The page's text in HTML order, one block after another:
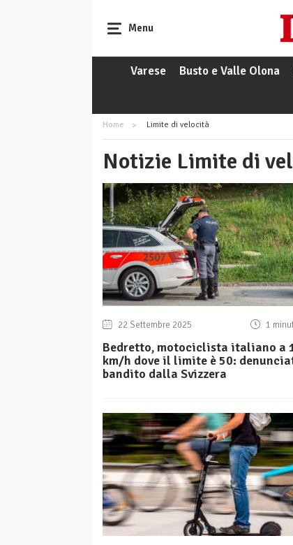
Menu
Varese Busto e Valle Olona
Home Limite di velocità
Notizie Limite di
22 Settembre 2025 1
Bedretto, motociclista italiano a
km/h dove il limite è 50:
bandito dalla Svizzera